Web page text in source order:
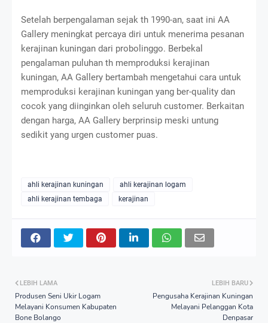
Setelah berpengalaman sejak th 1990-an, saat ini AA
Gallery meningkat percaya diri untuk menerima pesanan
kerajinan kuningan dari probolinggo. Berbekal
pengalaman puluhan th memproduksi kerajinan
kuningan, AA Gallery bertambah mengetahui cara untuk
memproduksi kerajinan kuningan yang ber-quality dan
cocok yang diinginkan oleh seluruh customer. Berkaitan
dengan harga, AA Gallery berprinsip meski untung
sedikit yang urgen customer puas.
ahli kerajinan kuningan
ahli kerajinan logam
ahli kerajinan tembaga
kerajinan
LEBIH BARU
Pengusaha Kerajinan Kuningan
Melayani Pelanggan Kota
Denpasar
LEBIH LAMA
Produsen Seni Ukir Logam
Melayani Konsumen Kabupaten
Bone Bolango